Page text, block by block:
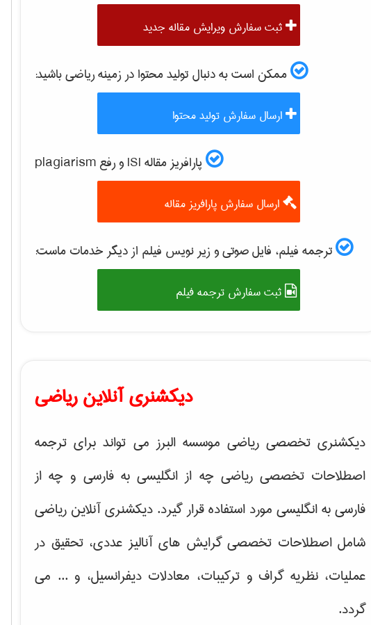
ثبت سفارش ویرایش مقاله جدید
ممکن است به دنبال تولید محتوا در زمینهرياضیباشید:
ارسال سفارش تولید محتوا
پارافریز مقاله ISI و رفع plagiarism
ارسال سفارش پارافریز مقاله
ترجمه فیلم، فایل صوتی و زیر نویس فیلم از دیگر خدمات ماست:
ثبت سفارش ترجمه فیلم
دیکشنری آنلاین ریاضی
دیکشنری تخصصی ریاضی موسسه البرز می تواند برای ترجمه
اصطلاحات تخصصی ریاضی چه از انگلیسی به فارسی و چه از
فارسی به انگلیسی مورد استفاده قرار گیرد. دیکشنری آنلاین ریاضی
شامل اصطلاحات تخصصی گرایش هایآنالیز عددی، تحقیق در
عملیات، نظریه گراف و تركیبات، معادلات دیفرانسیل، و ... می
گردد.